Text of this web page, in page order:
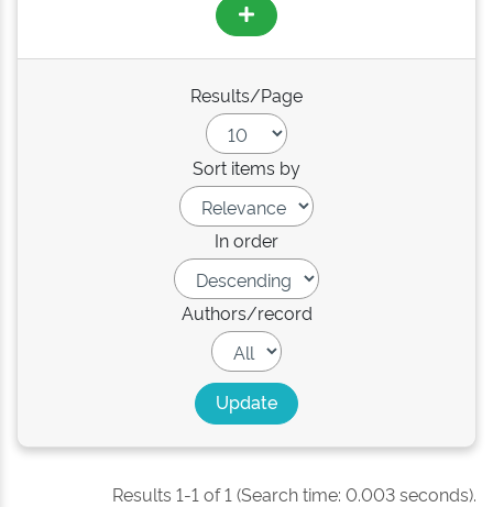
Results/Page
Sort items by
In order
Authors/record
Results 1-1 of 1 (Search time: 0.003 seconds).